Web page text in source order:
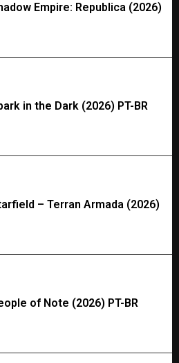
Empire: Republica (2026)
in the Dark (2026) PT-BR
– Terran Armada (2026)
of Note (2026) PT-BR